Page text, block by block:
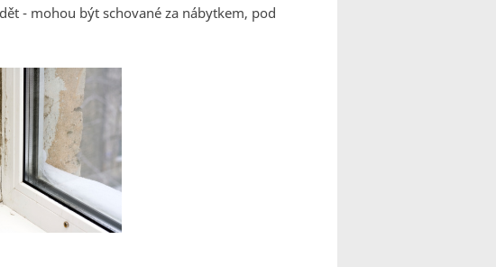
- mohou být schované za nábytkem, pod